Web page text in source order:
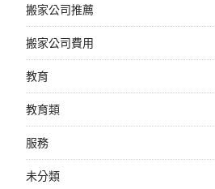
搬家公司推薦
搬家公司費用
教育
教育類
服務
未分類